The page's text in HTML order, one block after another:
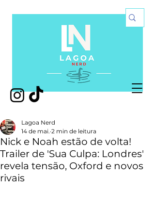
Nick e Noah estão de volta!
Trailer de 'Sua Culpa: Londres'
revela tensão, Oxford e novos
rivais
Lagoa Nerd
14 de mai. 2 min de leitura